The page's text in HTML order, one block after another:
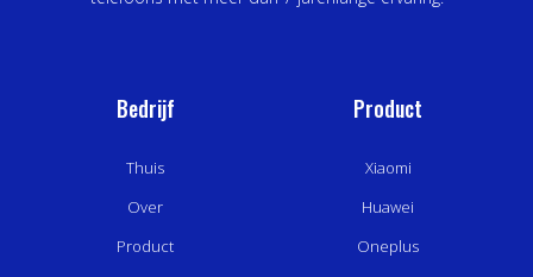
Bedrijf
Thuis
Over
Product
Product
Xiaomi
Huawei
Oneplus